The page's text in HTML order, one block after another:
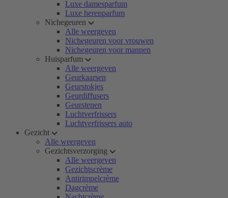
Luxe damesparfum
Luxe herenparfum
Nichegeuren
Alle weergeven
Nichegeuren voor vrouwen
Nichegeuren voor mannen
Huisparfum
Alle weergeven
Geurkaarsen
Geurstokjes
Geurdiffusers
Geurstenen
Luchtverfrissers
Luchtverfrissers auto
Gezicht
Alle weergeven
Gezichtsverzorging
Alle weergeven
Gezichtscrème
Antirimpelcrème
Dagcrème